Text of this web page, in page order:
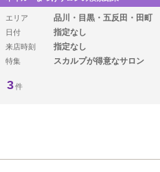
エリア 品川・目黒・五反田・田町
日付 指定なし
来店時刻 指定なし
特集 スカルプが得意なサロン
3件